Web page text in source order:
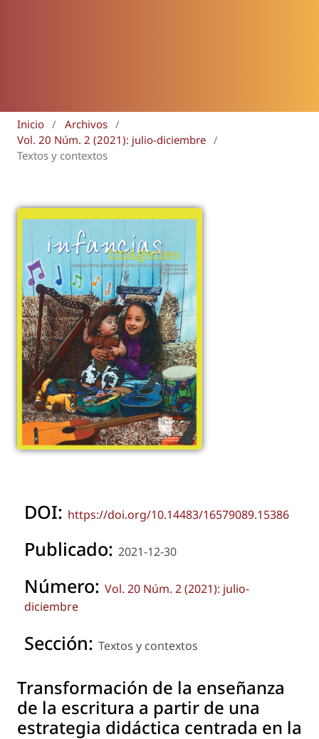
Inicio / Archivos /
Vol. 20 Núm. 2 (2021): julio-diciembre /
Textos y contextos
DOI: https://doi.org/10.14483/16579089.15386
Publicado: 2021-12-30
Número: Vol. 20 Núm. 2 (2021): julio-
diciembre
Sección: Textos y contextos
Transformación de la enseñanza
de la escritura a partir de una
estrategia didáctica centrada en la